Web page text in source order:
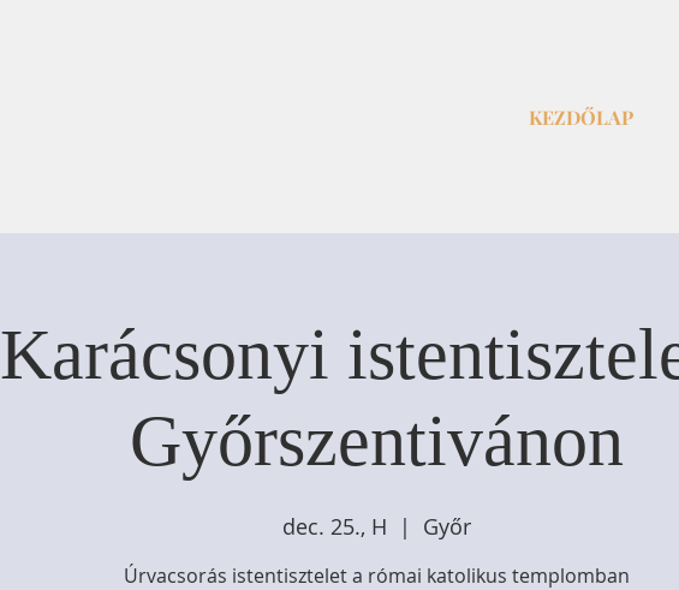
KEZDŐLAP
Karácsonyi
Győrszentivánon
dec. 25., H
  |
Győr
Úrvacsorás istentisztelet a római katolikus templomban